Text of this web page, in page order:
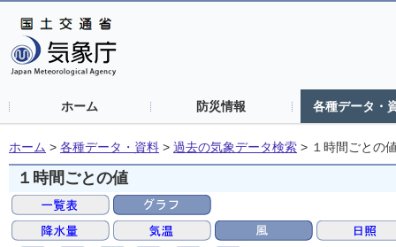
ホーム 防災情報 各種データ・
ホーム > 各種データ・資料 > 過去の気象データ検索 > １時間ごとの
１時間ごとの値